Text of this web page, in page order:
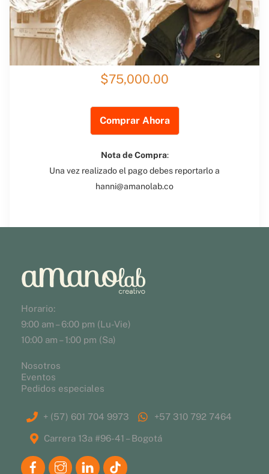
$75,000.00
Comprar Ahora
Nota de Compra:
Una vez realizado el pago debes reportarlo a
hanni@amanolab.co
Horario:
9:00 am – 6:00 pm (Lu-Vie)
10:00 am – 1:00 pm (Sa)
Nosotros
Eventos
Pedidos especiales
+ (57) 601 704 9973 +57 310 792 7464
Carrera 13a #96-41 – Bogotá